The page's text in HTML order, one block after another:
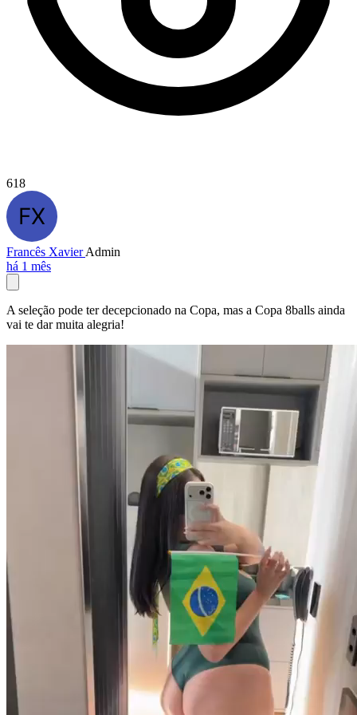
618
Francês XavierAdmin
há 1 mês
A seleção pode ter decepcionado na Copa, mas a Copa 8balls ainda
vai te dar muita alegria!